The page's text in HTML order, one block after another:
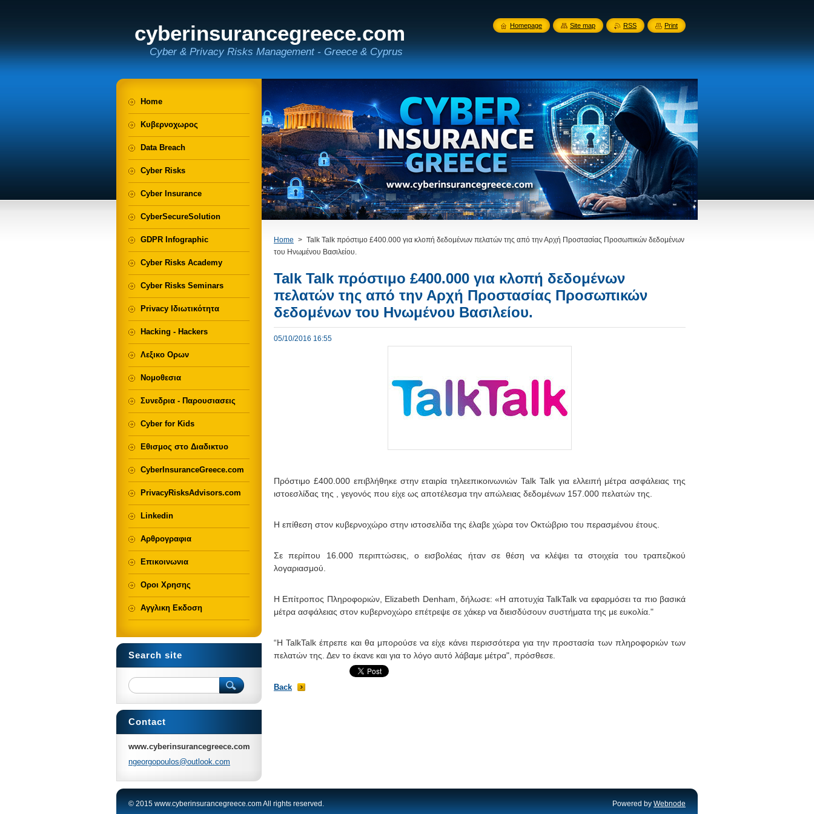
cyberinsurancegreece.com
Cyber & Privacy Risks Management - Greece & Cyprus
Home > Talk Talk πρόστιμο £400.000 για κλοπή δεδομένων πελατών της από την Αρχή Προστασίας Προσωπικών δεδομένων
του Ηνωμένου Βασιλείου.
Talk Talk πρόστιμο £400.000 για κλοπή δεδομένων
πελατών της από την Αρχή Προστασίας Προσωπικών
δεδομένων του Ηνωμένου Βασιλείου.
05/10/2016 16:55
Πρόστιμο £400.000 επιβλήθηκε στην εταιρία τηλεεπικοινωνιών Talk Talk για ελλειπή μέτρα ασφάλειας της
ιστοεσλίδας της , γεγονός που είχε ως αποτέλεσμα την απώλειας δεδομένων 157.000 πελατών της.
Η επίθεση στον κυβερνοχώρο στην ιστοσελίδα της έλαβε χώρα τον Οκτώβριο του περασμένου έτους.
Σε περίπου 16.000 περιπτώσεις, ο εισβολέας ήταν σε θέση να κλέψει τα στοιχεία του τραπεζικού
λογαριασμού.
H Επίτροπος Πληροφοριών, Elizabeth Denham, δήλωσε: «Η αποτυχία TalkTalk να εφαρμόσει τα πιο βασικά
μέτρα ασφάλειας στον κυβερνοχώρο επέτρεψε σε χάκερ να διεισδύσουν συστήματα της με ευκολία."
“Η TalkTalk έπρεπε και θα μπορούσε να είχε κάνει περισσότερα για την προστασία των πληροφοριών των
πελατών της. Δεν το έκανε και για το λόγο αυτό λάβαμε μέτρα", πρόσθεσε.
Back
Home
Κυβερνοχωρος
Data Breach
Cyber Risks
Cyber Insurance
CyberSecureSolution
GDPR Infographic
Cyber Risks Academy
Cyber Risks Seminars
Privacy Ιδιωτικότητα
Hacking - Hackers
Λεξικο Ορων
Νομοθεσια
Συνεδρια - Παρουσιασεις
Cyber for Kids
Εθισμος στο Διαδικτυο
CyberInsuranceGreece.com
PrivacyRisksAdvisors.com
Linkedin
Αρθρογραφια
Επικοινωνια
Οροι Χρησης
Αγγλικη Εκδοση
Search site
Contact
www.cyberinsurancegreece.com
ngeorgopoulos@outlook.com
© 2015 www.cyberinsurancegreece.com All rights reserved. Powered by Webnode
Homepage Site map RSS Print